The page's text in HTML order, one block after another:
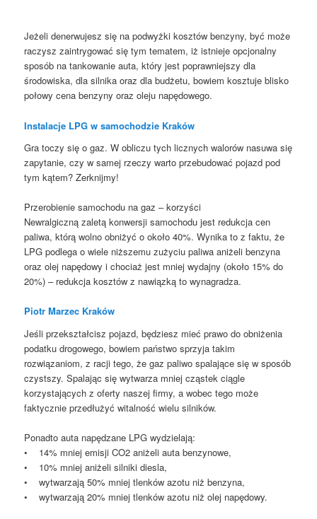
Jeżeli denerwujesz się na podwyżki kosztów benzyny, być może
raczysz zaintrygować się tym tematem, iż istnieje opcjonalny
sposób na tankowanie auta, który jest poprawniejszy dla
środowiska, dla silnika oraz dla budżetu, bowiem kosztuje blisko
połowy cena benzyny oraz oleju napędowego.
Instalacje LPG w samochodzie Kraków
Gra toczy się o gaz. W obliczu tych licznych walorów nasuwa się
zapytanie, czy w samej rzeczy warto przebudować pojazd pod
tym kątem? Zerknijmy!
Przerobienie samochodu na gaz – korzyści
Newralgiczną zaletą konwersji samochodu jest redukcja cen
paliwa, którą wolno obniżyć o około 40%. Wynika to z faktu, że
LPG podlega o wiele niższemu zużyciu paliwa aniżeli benzyna
oraz olej napędowy i chociaż jest mniej wydajny (około 15% do
20%) – redukcja kosztów z nawiązką to wynagradza.
Piotr Marzec Kraków
Jeśli przekształcisz pojazd, będziesz mieć prawo do obniżenia
podatku drogowego, bowiem państwo sprzyja takim
rozwiązaniom, z racji tego, że gaz paliwo spalające się w sposób
czystszy. Spalając się wytwarza mniej cząstek ciągle
korzystających z oferty naszej firmy, a wobec tego może
faktycznie przedłużyć witalność wielu silników.
Ponadto auta napędzane LPG wydzielają:
• 14% mniej emisji CO2 aniżeli auta benzynowe,
• 10% mniej aniżeli silniki diesla,
• wytwarzają 50% mniej tlenków azotu niż benzyna,
• wytwarzają 20% mniej tlenków azotu niż olej napędowy.